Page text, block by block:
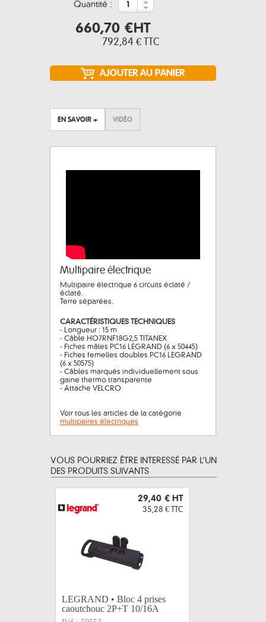
quantité :
660,70 €HT
792,84 € TTC
EN SAVOIR + VIDÉO
Multipaire électrique
Multipaire électrique 6 circuits éclaté /
éclaté.
Terre séparées.
CARACTÉRISTIQUES TECHNIQUES
- Longueur : 15 m
- Câble HO7RNF18G2,5 TITANEX
- Fiches mâles PC16 LEGRAND (6 x 50445)
- Fiches femelles doubles PC16 LEGRAND
(6 x 50575)
- Câbles marqués individuellement sous
gaine thermo transparente
- Attache VELCRO
Voir tous les articles de la catégorie
multipaires électriques
VOUS POURRIEZ ÊTRE INTERESSÉ PAR L’UN
DES PRODUITS SUIVANTS
29,40 € HT
35,28 € TTC
LEGRAND • Bloc 4 prises
caoutchouc 2P+T 10/16A